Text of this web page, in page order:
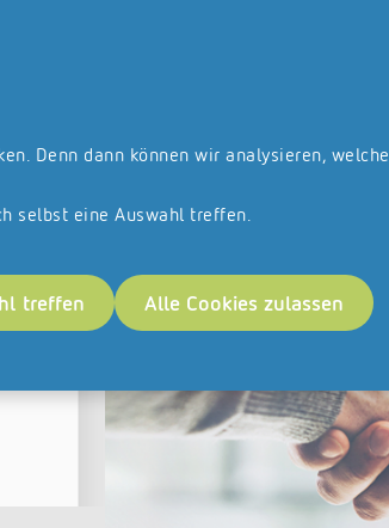
Denn dann können wir analysieren, welche
selbst eine Auswahl treffen.
Alle Cookies zulassen
treffen
Karriere